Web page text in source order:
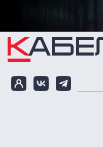
Перейти к основному